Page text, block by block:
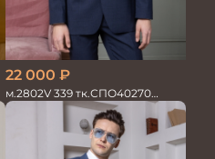
22 000 ₽
м.2802V 339 тк.СПО40270
Костюм мужской